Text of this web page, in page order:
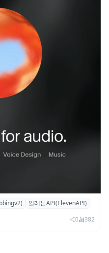
스 재현하는 ‘더빙
일레븐API(ElevenAPI)
0 382